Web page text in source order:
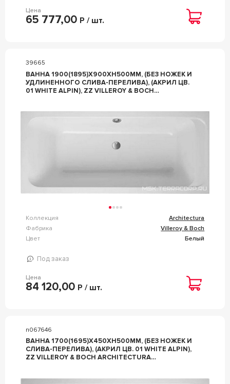
Цена
65 777,00 Р / шт.
39665
ВАННА 1900(1895)Х900ХH500ММ, (БЕЗ НОЖЕК И
УДЛИНЕННОГО СЛИВА-ПЕРЕЛИВА), (АКРИЛ ЦВ.
01 WHITE ALPIN), ZZ VILLEROY & BOCH
Коллекция
Architectura
Фабрика
Villeroy & Boch
Цвет
Белый
Под заказ
Цена
84 120,00 Р / шт.
n067646
ВАННА 1700(1695)Х450ХH500ММ, (БЕЗ НОЖЕК И
СЛИВА-ПЕРЕЛИВА), (АКРИЛ ЦВ. 01 WHITE ALPIN),
ZZ VILLEROY & BOCH ARCHITECTURA